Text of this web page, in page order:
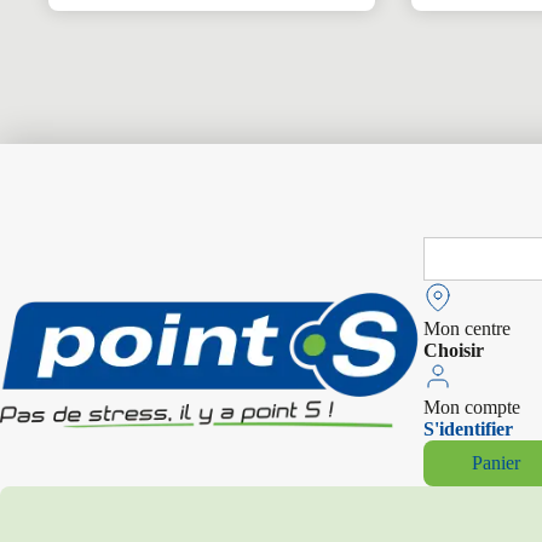
Search
Mon centre
Choisir
Mon compte
S'identifier
Panier